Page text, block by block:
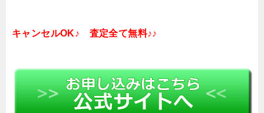
キャンセルOK♪ 査定全て無料♪♪